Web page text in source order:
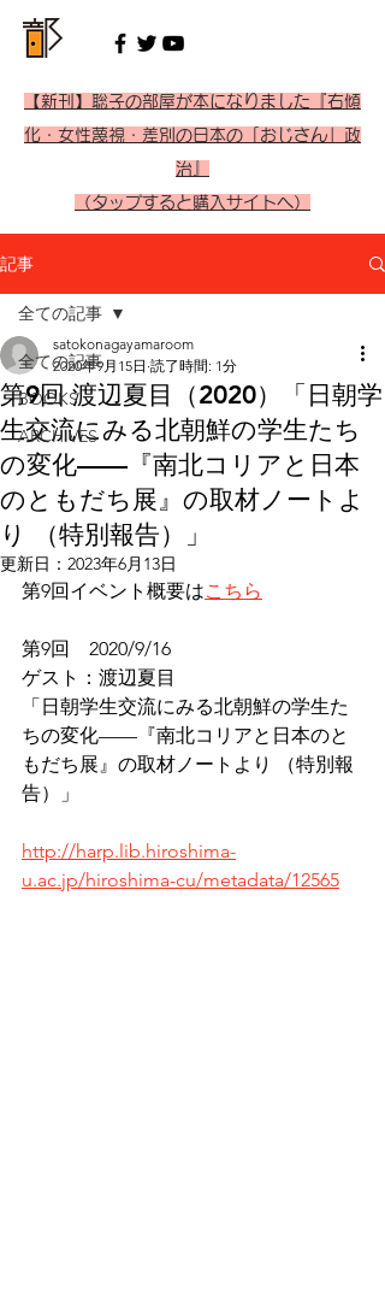
【新刊】聡子の部屋が本になりました『右傾
化・女性蔑視・差別の日本の「おじさん」政
治』
（タップすると購入サイトへ）
記事
全ての記事
BOOKS
ARCHIVES
全ての記事
第9回 渡辺夏目（2020）「日朝学
生交流にみる北朝鮮の学生たち
の変化——『南北コリアと日本
のともだち展』の取材ノートよ
り （特別報告）」
satokonagayamaroom
2020年9月15日 読了時間: 1分
更新日： 2023年6月13日
第9回イベント概要はこちら
第9回　2020/9/16
ゲスト：渡辺夏目
「日朝学生交流にみる北朝鮮の学生た
ちの変化——『南北コリアと日本のと
もだち展』の取材ノートより （特別報
告）」
http://harp.lib.hiroshima-
u.ac.jp/hiroshima-cu/metadata/12565